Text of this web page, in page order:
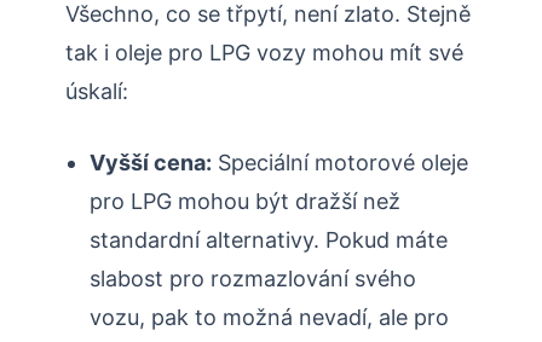
Všechno, co se třpytí, není zlato. Stejně
tak i oleje pro LPG vozy mohou mít své
úskalí:
Vyšší cena: Speciální motorové oleje
pro LPG mohou být dražší než
standardní alternativy. Pokud máte
slabost pro rozmazlování svého
vozu, pak to možná nevadí, ale pro